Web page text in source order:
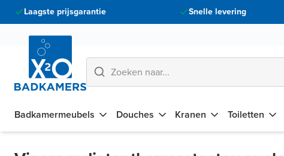
Laagste prijsgarantie Snelle levering
Badkamermeubels Douches Kranen Toiletten